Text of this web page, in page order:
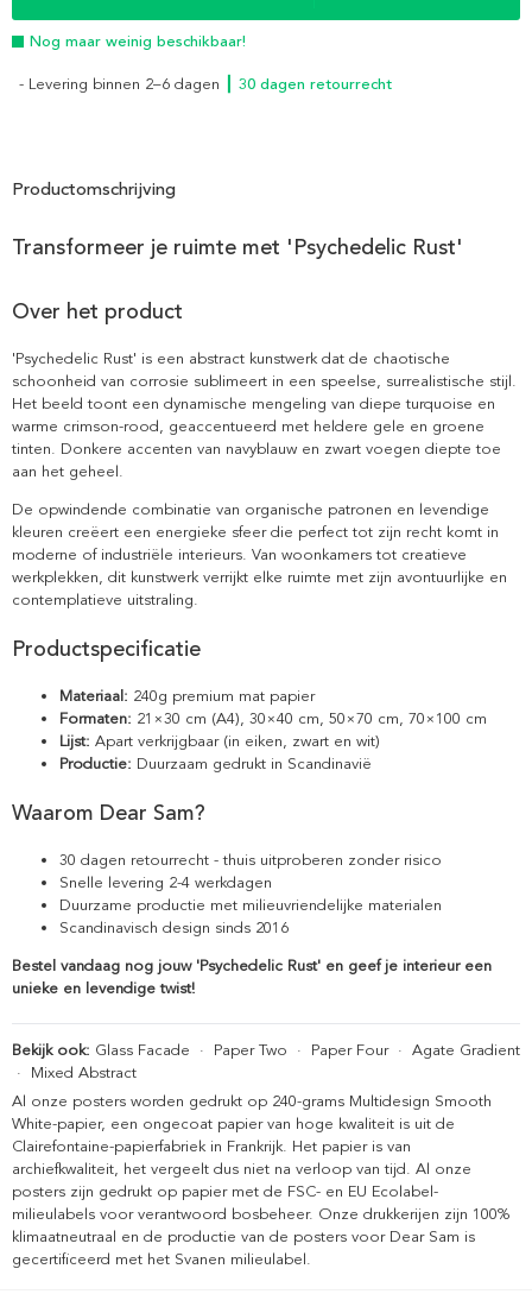
Nog maar weinig beschikbaar!
- Levering binnen 2–6 dagen ┃ 30 dagen retourrecht
Productomschrijving
Transformeer je ruimte met 'Psychedelic Rust'
Over het product
'Psychedelic Rust' is een abstract kunstwerk dat de chaotische
schoonheid van corrosie sublimeert in een speelse, surrealistische stijl.
Het beeld toont een dynamische mengeling van diepe turquoise en
warme crimson-rood, geaccentueerd met heldere gele en groene
tinten. Donkere accenten van navyblauw en zwart voegen diepte toe
aan het geheel.
De opwindende combinatie van organische patronen en levendige
kleuren creëert een energieke sfeer die perfect tot zijn recht komt in
moderne of industriële interieurs. Van woonkamers tot creatieve
werkplekken, dit kunstwerk verrijkt elke ruimte met zijn avontuurlijke en
contemplatieve uitstraling.
Productspecificatie
Materiaal: 240g premium mat papier
Formaten: 21×30 cm (A4), 30×40 cm, 50×70 cm, 70×100 cm
Lijst: Apart verkrijgbaar (in eiken, zwart en wit)
Productie: Duurzaam gedrukt in Scandinavië
Waarom Dear Sam?
30 dagen retourrecht - thuis uitproberen zonder risico
Snelle levering 2-4 werkdagen
Duurzame productie met milieuvriendelijke materialen
Scandinavisch design sinds 2016
Bestel vandaag nog jouw 'Psychedelic Rust' en geef je interieur een
unieke en levendige twist!
Bekijk ook: Glass Facade · Paper Two · Paper Four· Agate Gradient
· Mixed Abstract
Al onze posters worden gedrukt op 240-grams Multidesign Smooth
White-papier, een ongecoat papier van hoge kwaliteit is uit de
Clairefontaine-papierfabriek in Frankrijk. Het papier is van
archiefkwaliteit, het vergeelt dus niet na verloop van tijd. Al onze
posters zijn gedrukt op papier met de FSC- en EU Ecolabel-
milieulabels voor verantwoord bosbeheer. Onze drukkerijen zijn 100%
klimaatneutraal en de productie van de posters voor Dear Sam is
gecertificeerd met het Svanen milieulabel.